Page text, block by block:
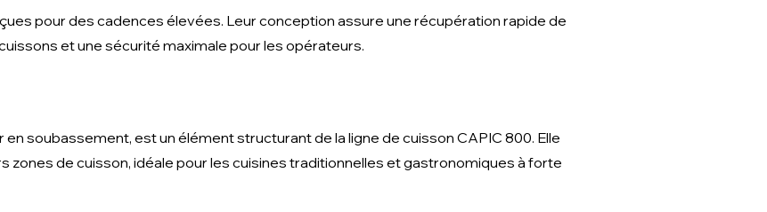
pour des cadences élevées. Leur conception assure une récupération rapide de
et une sécurité maximale pour les opérateurs.
en soubassement, est un élément structurant de la ligne de cuisson CAPIC 800. Elle
zones de cuisson, idéale pour les cuisines traditionnelles et gastronomiques à forte